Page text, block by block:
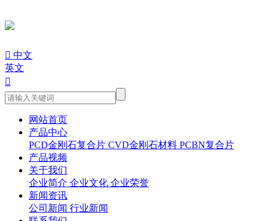
 中文
英文

网站首页
产品中心
PCD金刚石复合片 CVD金刚石材料 PCBN复合片
产品视频
关于我们
企业简介 企业文化 企业荣誉
新闻资讯
公司新闻 行业新闻